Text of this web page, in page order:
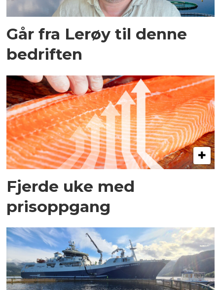
Går fra Lerøy til denne
bedriften
Fjerde uke med
prisoppgang